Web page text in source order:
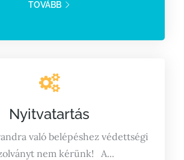
TOVÁBB
Nyitvatartás
való belépéshez védettségi
nem kérünk! A...